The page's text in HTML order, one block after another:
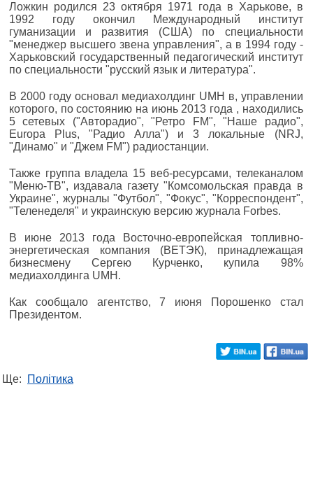
Ложкин родился 23 октября 1971 года в Харькове, в
1992 году окончил Международный институт
гуманизации и развития (США) по специальности
"менеджер высшего звена управления", а в 1994 году -
Харьковский государственный педагогический институт
по специальности "русский язык и литература".
В 2000 году основал медиахолдинг UMH в, управлении
которого, по состоянию на июнь 2013 года , находились
5 сетевых ("Авторадио", "Ретро FM", "Наше радио",
Europa Plus, "Радио Алла") и 3 локальные (NRJ,
"Динамо" и "Джем FM") радиостанции.
Также группа владела 15 веб-ресурсами, телеканалом
"Меню-ТВ", издавала газету "Комсомольская правда в
Украине", журналы "Футбол", "Фокус", "Корреспондент",
"Теленеделя" и украинскую версию журнала Forbes.
В июне 2013 года Восточно-европейская топливно-
энергетическая компания (ВЕТЭК), принадлежащая
бизнесмену Сергею Курченко, купила 98%
медиахолдинга UMH.
Как сообщало агентство, 7 июня Порошенко стал
Президентом.
Ще: Політика